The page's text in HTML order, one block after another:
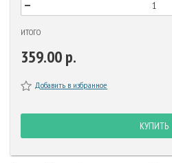
ИТОГО
359.00 р.
Добавить в избранное
КУПИТЬ